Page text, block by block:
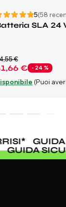
5(58
SLA 24
€ - 24 %
€
(Puoi
*
GUIDA
GUIDA